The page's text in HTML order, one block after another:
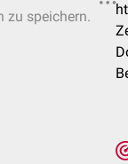
zu speichern.